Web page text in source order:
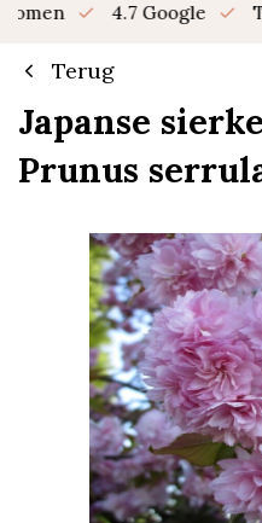
4.7 Google
Terug
Japanse
Prunus